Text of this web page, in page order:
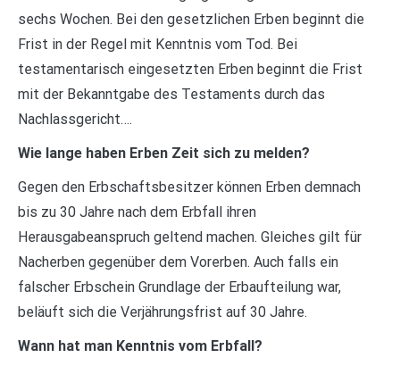
sechs Wochen. Bei den gesetzlichen Erben beginnt die
Frist in der Regel mit Kenntnis vom Tod. Bei
testamentarisch eingesetzten Erben beginnt die Frist
mit der Bekanntgabe des Testaments durch das
Nachlassgericht….
Wie lange haben Erben Zeit sich zu melden?
Gegen den Erbschaftsbesitzer können Erben demnach
bis zu 30 Jahre nach dem Erbfall ihren
Herausgabeanspruch geltend machen. Gleiches gilt für
Nacherben gegenüber dem Vorerben. Auch falls ein
falscher Erbschein Grundlage der Erbaufteilung war,
beläuft sich die Verjährungsfrist auf 30 Jahre.
Wann hat man Kenntnis vom Erbfall?